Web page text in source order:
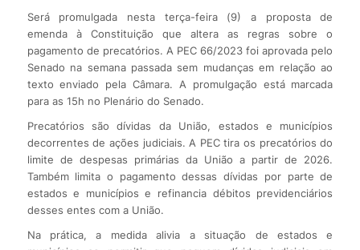
Será promulgada nesta terça-feira (9) a proposta de
emenda à Constituição que altera as regras sobre o
pagamento de precatórios. A PEC 66/2023 foi aprovada pelo
Senado na semana passada sem mudanças em relação ao
texto enviado pela Câmara. A promulgação está marcada
para as 15h no Plenário do Senado.
Precatórios são dívidas da União, estados e municípios
decorrentes de ações judiciais. A PEC tira os precatórios do
limite de despesas primárias da União a partir de 2026.
Também limita o pagamento dessas dívidas por parte de
estados e municípios e refinancia débitos previdenciários
desses entes com a União.
Na prática, a medida alivia a situação de estados e